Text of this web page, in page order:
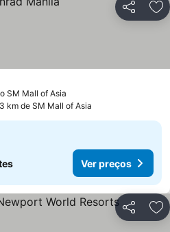
Partilhar
SM Mall of Asia
km de SM Mall of Asia
Ver preços
Partilhar